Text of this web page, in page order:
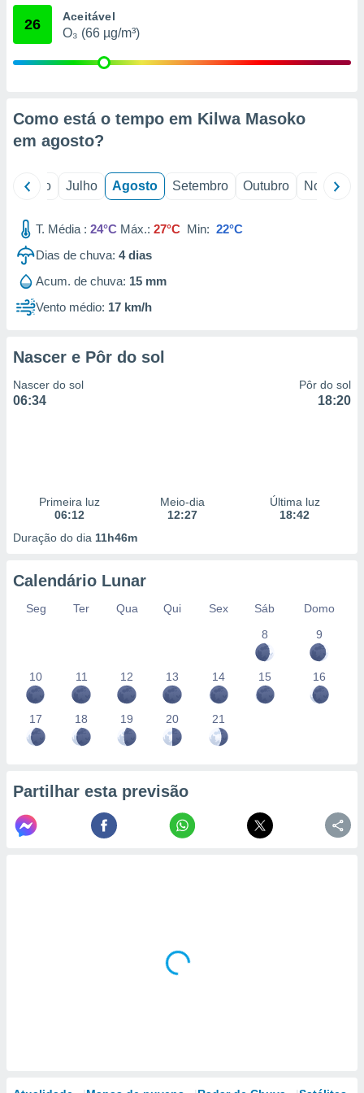
estudos
1199
26 Aceitável
O₃ (66 µg/m³)
Como está o tempo em Kilwa Masoko
em agosto?
Junho Julho Agosto Setembro Outubro Novembro
T. Média : 24°C Máx.: 27°C Min: 22°C
Dias de chuva: 4dias
Acum. de chuva: 15 mm
Vento médio: 17 km/h
Nascer e Pôr do sol
Nascer do sol
06:34
Pôr do sol
18:20
Primeira luz
06:12
Meio-dia
12:27
Última luz
18:42
Duração do dia 11h46m
Calendário Lunar
Seg Ter Qua Qui Sex Sáb
Domo
8
9
10 11 12 13 14 15 16
17 18 19 20 21
Partilhar esta previsão